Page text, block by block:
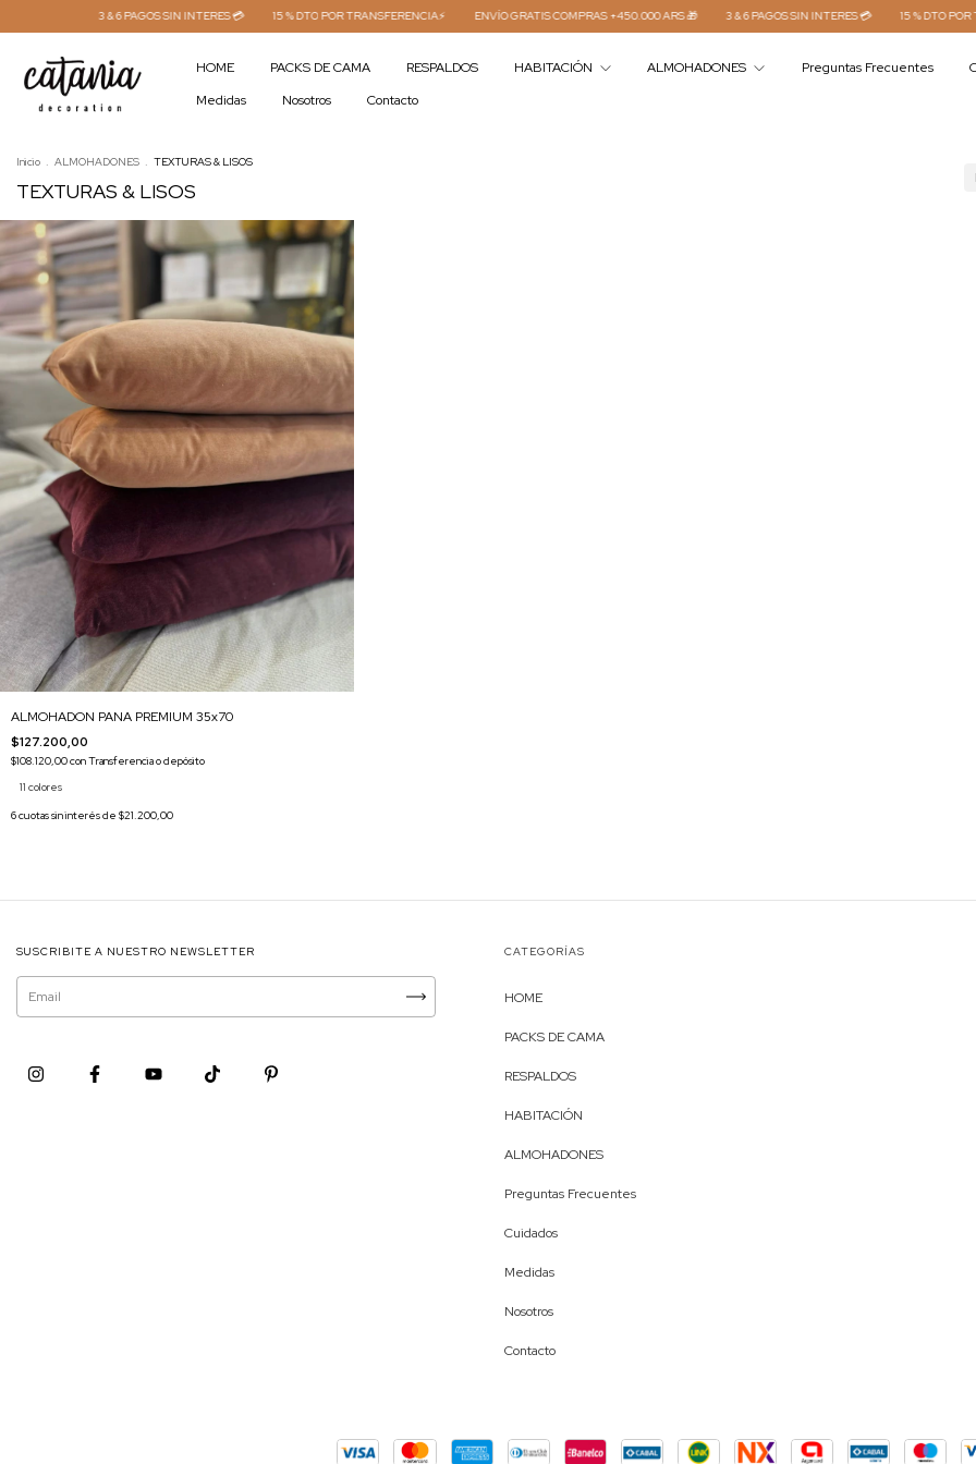
3 & 6 PAGOS SIN INTERES 💳 15 % DTO POR TRANSFERENCIA⚡ ENVÍO GRATIS COMPRAS +450.000 ARS 🎁 3 & 6 PAGOS SIN INTERES 💳 15 % DTO POR
HOME PACKS DE CAMA RESPALDOS HABITACIÓN ALMOHADONES Preguntas Frecuentes
Medidas
Nosotros Contacto
Inicio . ALMOHADONES . TEXTURAS & LISOS
TEXTURAS & LISOS
ALMOHADON PANA PREMIUM 35x70
$127.200,00
$108.120,00conTransferencia o depósito
11 colores
6cuotas sin interés de $21.200,00
SUSCRIBITE A NUESTRO NEWSLETTER CATEGORÍAS
HOME
PACKS DE CAMA
RESPALDOS
HABITACIÓN
ALMOHADONES
Preguntas Frecuentes
Cuidados
Medidas
Nosotros
Contacto